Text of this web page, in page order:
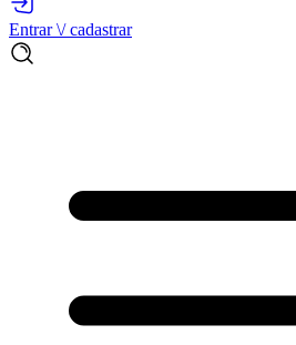
Entrar \/ cadastrar